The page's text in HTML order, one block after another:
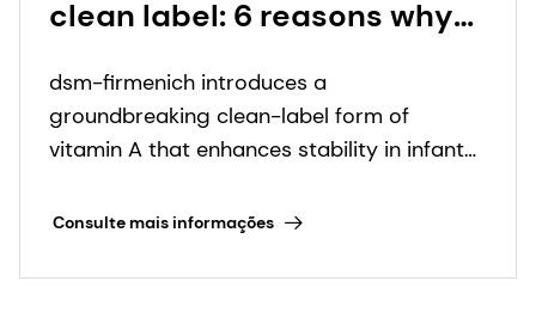
clean label: 6 reasons why
game-changer for early life
nutrition
dsm-firmenich introduces a
groundbreaking clean-label form of
vitamin A that enhances stability in infant
Consulte mais informações